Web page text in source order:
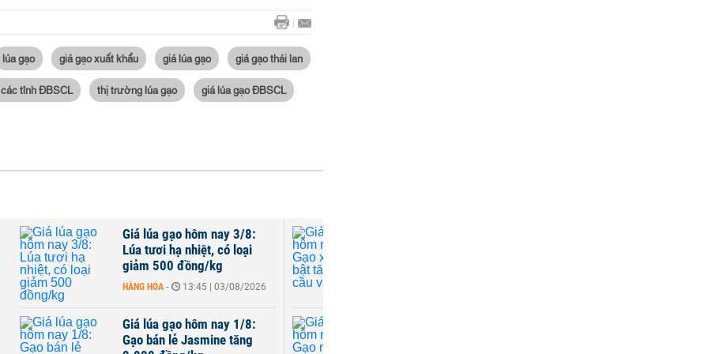
lúa gạo giá gạo xuất khẩu giá lúa gạo giá gạo thái lan
tỉnh ĐBSCL thị trường lúa gạo giá lúa gạo ĐBSCL
Giá lúa gạo hôm nay 3/8:
Lúa tươi hạ nhiệt, có loại
giảm 500 đồng/kg
HÀNG HÓA - 13:45 | 03/08/2026
Giá lúa gạo hôm nay 1/8:
Gạo bán lẻ Jasmine tăng